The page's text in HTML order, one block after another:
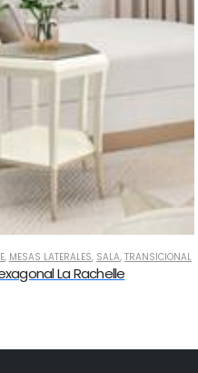
, MESAS LATERALES, SALA, TRANSICIONAL
La Rachelle